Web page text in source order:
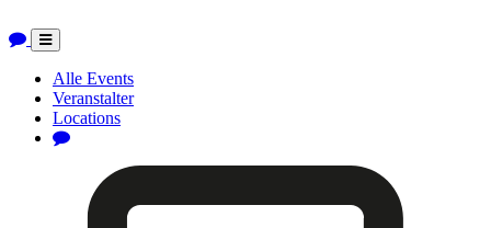
Toggle
navigation
Alle Events
Veranstalter
Locations